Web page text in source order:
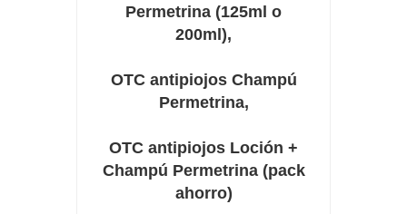
Permetrina (125ml o
200ml),
OTC antipiojos Champú
Permetrina,
OTC antipiojos Loción +
Champú Permetrina (pack
ahorro)